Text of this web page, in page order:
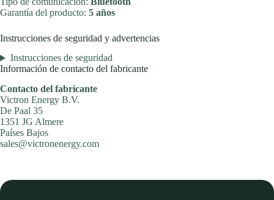
Garantía del producto: 5 años
Instrucciones de seguridad y advertencias
Instrucciones de seguridad
Información de contacto del fabricante
Contacto del fabricante
Victron Energy B.V.
De Paal 35
1351 JG Almere
Países Bajos
sales@victronenergy.com